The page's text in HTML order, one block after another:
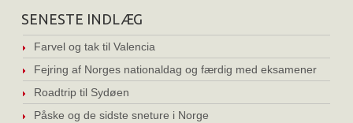
SENESTE INDLÆG
Farvel og tak til Valencia
Fejring af Norges nationaldag og færdig med eksamener
Roadtrip til Sydøen
Påske og de sidste sneture i Norge